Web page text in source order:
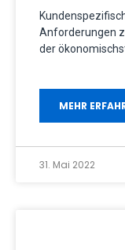
Anforderungen
der
MEHR
31. Mai 2022